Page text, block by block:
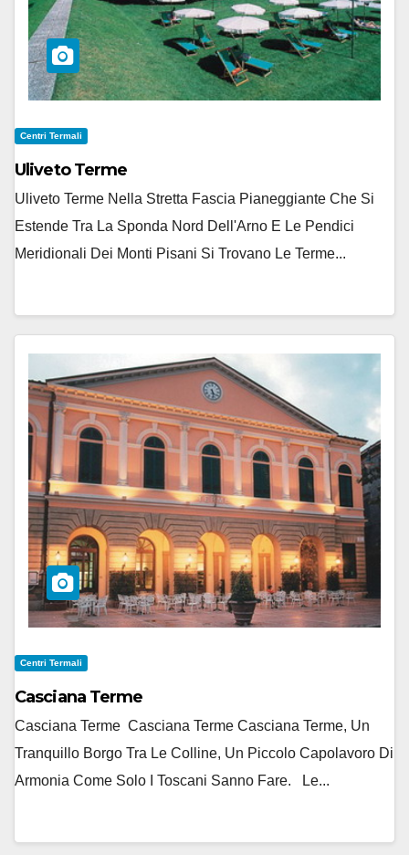
Centri Termali
Uliveto Terme
Uliveto Terme Nella Stretta Fascia Pianeggiante Che Si
Estende Tra La Sponda Nord Dell'Arno E Le Pendici
Meridionali Dei Monti Pisani Si Trovano Le Terme...
Centri Termali
Casciana Terme
Casciana Terme Casciana Terme Casciana Terme, Un
Tranquillo Borgo Tra Le Colline, Un Piccolo Capolavoro Di
Armonia Come Solo I Toscani Sanno Fare. Le...